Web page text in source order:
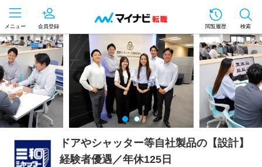
メニュー 会員登録 閲覧履歴 検索
ドアやシャッター等自社製品の【設計】
経験者優遇／年休125日